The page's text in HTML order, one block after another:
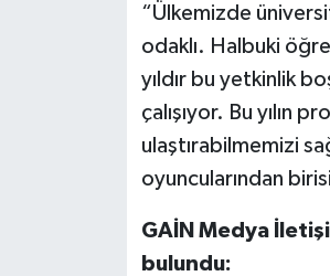
“Ülkemizde
odaklı. Halbuki
yıldır bu yetkinlik
çalışıyor. Bu yılın
ulaştırabilmemizi
oyuncularından
GAİN Medya
bulundu: